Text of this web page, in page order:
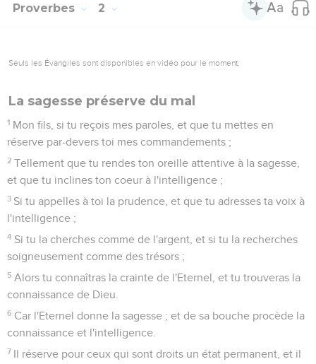
Proverbes 2
Seuls les Évangiles sont disponibles en vidéo pour le moment.
La sagesse préserve du mal
1 Mon fils, si tu reçois mes paroles, et que tu mettes en
réserve par-devers toi mes commandements ;
2 Tellement que tu rendes ton oreille attentive à la sagesse,
et que tu inclines ton coeur à l'intelligence ;
3 Si tu appelles à toi la prudence, et que tu adresses ta voix à
l'intelligence ;
4 Si tu la cherches comme de l'argent, et si tu la recherches
soigneusement comme des trésors ;
5 Alors tu connaîtras la crainte de l'Eternel, et tu trouveras la
connaissance de Dieu.
6 Car l'Eternel donne la sagesse ; et de sa bouche procède la
connaissance et l'intelligence.
7 Il réserve pour ceux qui sont droits un état permanent, et il